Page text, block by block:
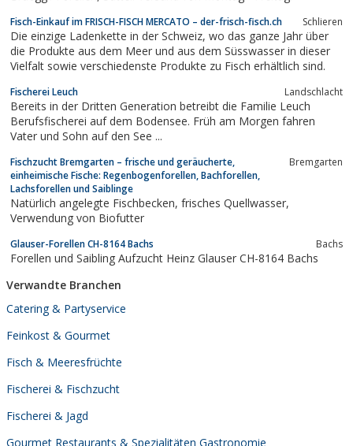
Fisch-Einkauf im FRISCH-FISCH MERCATO – der-frisch-fisch.ch Schlieren
Die einzige Ladenkette in der Schweiz, wo das ganze Jahr über
die Produkte aus dem Meer und aus dem Süsswasser in dieser
Vielfalt sowie verschiedenste Produkte zu Fisch erhältlich sind.
Fischerei Leuch Landschlacht
Bereits in der Dritten Generation betreibt die Familie Leuch
Berufsfischerei auf dem Bodensee. Früh am Morgen fahren
Vater und Sohn auf den See ...
Fischzucht Bremgarten – frische und geräucherte,
einheimische Fische: Regenbogenforellen, Bachforellen,
Lachsforellen und Saiblinge
Bremgarten
Natürlich angelegte Fischbecken, frisches Quellwasser,
Verwendung von Biofutter
Glauser-Forellen CH-8164 Bachs Bachs
Forellen und Saibling Aufzucht Heinz Glauser CH-8164 Bachs
Verwandte Branchen
Catering & Partyservice
Feinkost & Gourmet
Fisch & Meeresfrüchte
Fischerei & Fischzucht
Fischerei & Jagd
Gourmet Restaurants & Spezialitäten Gastronomie